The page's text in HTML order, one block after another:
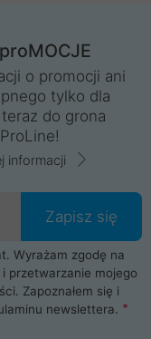
o promocji ani
tylko dla
do grona
informacji
Zapisz się
Wyrażam zgodę na
przetwarzanie mojego
Zapoznałem się i
newslettera.